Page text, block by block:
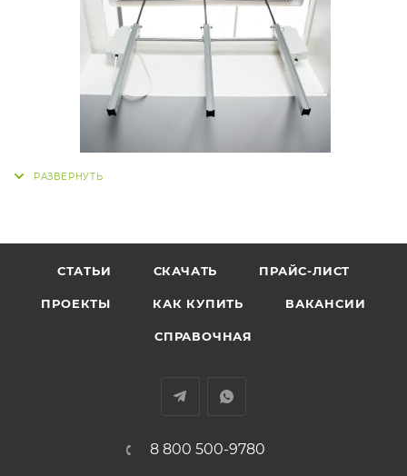
СТАТЬИ СКАЧАТЬ ПРАЙС-ЛИСТ
ПРОЕКТЫ КАК КУПИТЬ ВАКАНСИИ
СПРАВОЧНАЯ
8 800 500-9780